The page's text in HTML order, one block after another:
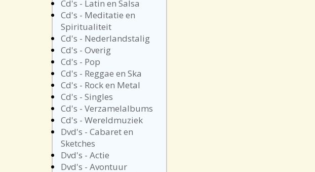
Cd's - Latin en Salsa
Cd's - Meditatie en
Spiritualiteit
Cd's - Nederlandstalig
Cd's - Overig
Cd's - Pop
Cd's - Reggae en Ska
Cd's - Rock en Metal
Cd's - Singles
Cd's - Verzamelalbums
Cd's - Wereldmuziek
Dvd's - Cabaret en
Sketches
Dvd's - Actie
Dvd's - Avontuur